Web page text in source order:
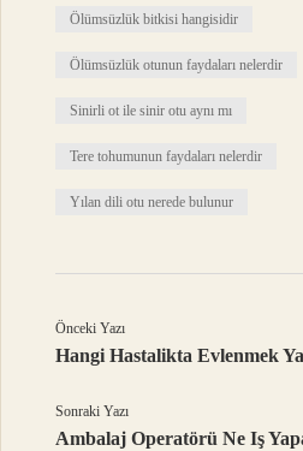
Ölümsüzlük bitkisi hangisidir
Ölümsüzlük otunun faydaları nelerdir
Sinirli ot ile sinir otu aynı mı
Tere tohumunun faydaları nelerdir
Yılan dili otu nerede bulunur
Önceki Yazı
Hangi Hastalikta Evlenmek
Sonraki Yazı
Ambalaj Operatörü Ne Iş